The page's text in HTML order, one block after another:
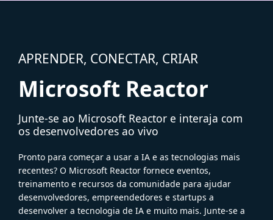
APRENDER, CONECTAR, CRIAR
Microsoft Reactor
Junte-se ao Microsoft Reactor e interaja com
os desenvolvedores ao vivo
Pronto para começar a usar a IA e as tecnologias mais
recentes? O Microsoft Reactor fornece eventos,
treinamento e recursos da comunidade para ajudar
desenvolvedores, empreendedores e startups a
desenvolver a tecnologia de IA e muito mais. Junte-se a